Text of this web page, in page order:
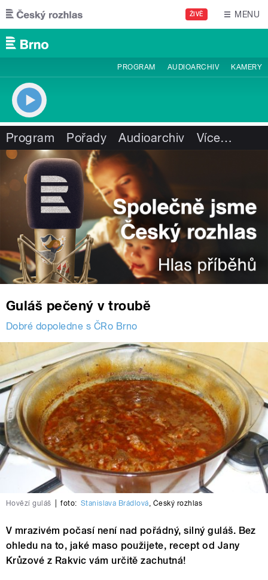
Přejít k hlavnímu obsahu
ŽIVĚ MENU
PROGRAM AUDIOARCHIV KAMERY
Program Pořady Audioarchiv Více…
Guláš pečený v troubě
Dobré dopoledne s ČRo Brno
Hovězí guláš foto: Stanislava Brádlová, Český rozhlas
V mrazivém počasí není nad pořádný, silný guláš. Bez
ohledu na to, jaké maso použijete, recept od Jany
Krůzové z Rakvic vám určitě zachutná!